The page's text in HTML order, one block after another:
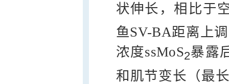
状伸长，相比于
鱼SV-BA距离上
浓度ssMoS2暴露
和肌节变长（最